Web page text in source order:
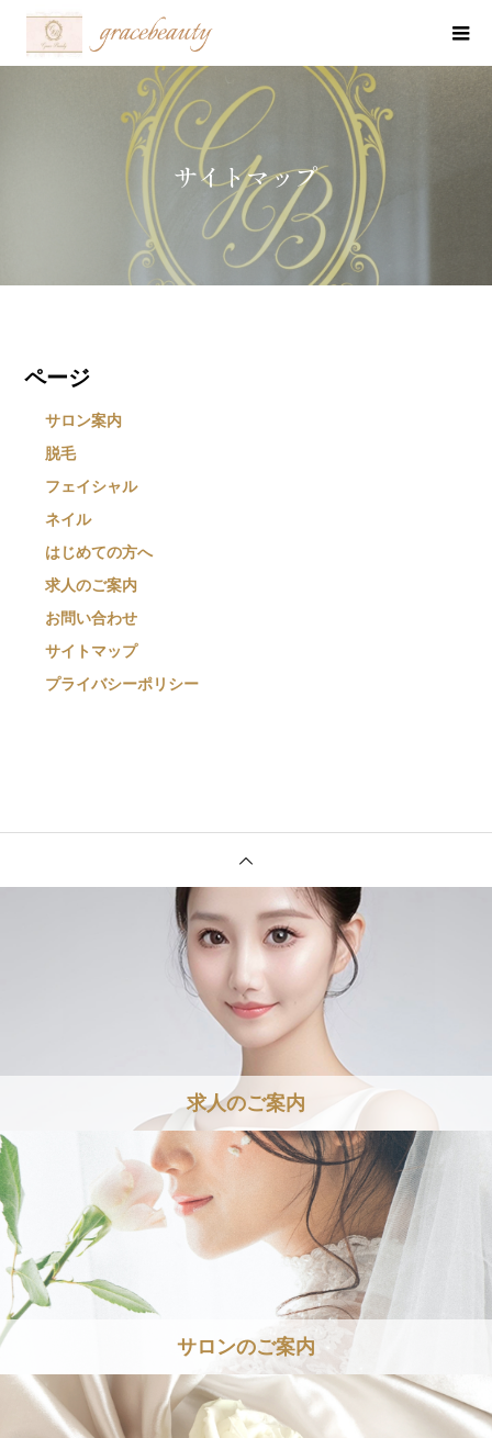
サイトマップ
ページ
サロン案内
脱毛
フェイシャル
ネイル
はじめての方へ
求人のご案内
お問い合わせ
サイトマップ
プライバシーポリシー
求人のご案内
サロンのご案内